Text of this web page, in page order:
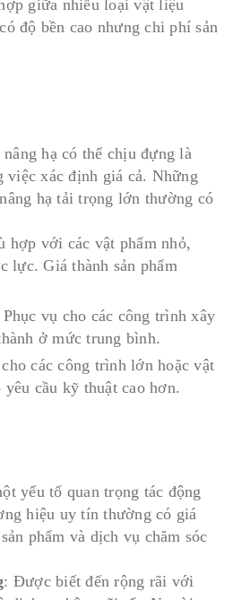
giữa nhiều loại vật liệu
độ bền cao nhưng chi phí sản
hạ có thể chịu đựng là
việc xác định giá cả. Những
hạ tải trọng lớn thường có
hợp với các vật phẩm nhỏ,
lực. Giá thành sản phẩm
Phục vụ cho các công trình xây
ở mức trung bình.
các công trình lớn hoặc vật
cầu kỹ thuật cao hơn.
yếu tố quan trọng tác động
hiệu uy tín thường có giá
phẩm và dịch vụ chăm sóc
: Được biết đến rộng rãi với